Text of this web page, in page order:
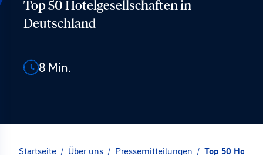
Top 50 Hotelgesellschaften in
Deutschland
8 Min.
Startseite / Über uns / Pressemitteilungen / Top 50